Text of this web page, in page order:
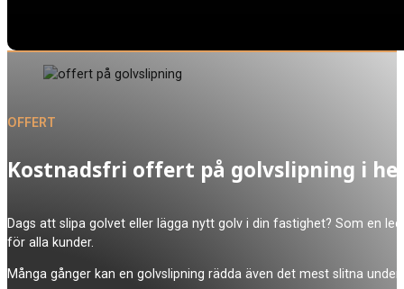
Kostnadsfri offert på golvslipning i
Dags att slipa golvet eller lägga nytt golv i din fastighet? Som en
för alla kunder.
Många gånger kan en golvslipning rädda även det mest slitna
OFFERT